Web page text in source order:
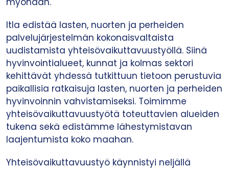
​Itla edistää lasten, nuorten ja perheiden
palvelujärjestelmän kokonaisvaltaista
uudistamista yhteisövaikuttavuustyöllä. Siinä
hyvinvointialueet, kunnat ja kolmas sektori
kehittävät yhdessä tutkittuun tietoon perustuvia
paikallisia ratkaisuja lasten, nuorten ja perheiden
hyvinvoinnin vahvistamiseksi. Toimimme
yhteisövaikuttavuustyötä toteuttavien alueiden
tukena sekä edistämme lähestymistavan
laajentumista koko maahan.
Yhteisövaikuttavuustyö käynnistyi neljällä